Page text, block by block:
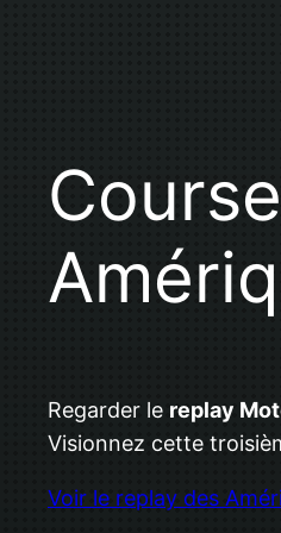
Regarder le replay
Visionnez cette
Voir le replay des